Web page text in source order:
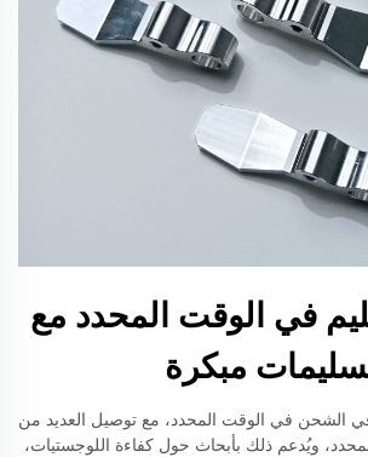
في الوقت المحدد مع
مبكرة
الشحن في الوقت المحدد، مع توصيل العديد من
ويُدعم ذلك بأبحاث حول كفاءة اللوجستيات،